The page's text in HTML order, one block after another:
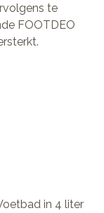
te
FOOTDEO
in 4 liter